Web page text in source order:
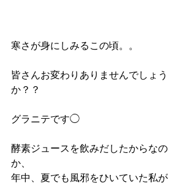
寒さが身にしみるこの頃。。
皆さんお変わりありませんでしょう
か？？
グラニテです◯
酵素ジュースを飲みだしたからなの
か、
年中、夏でも風邪をひいていた私が